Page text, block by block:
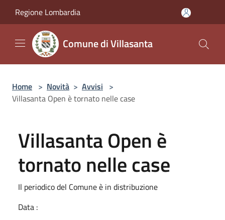
Regione Lombardia
Comune di Villasanta
Home > Novità > Avvisi >
Villasanta Open è tornato nelle case
Villasanta Open è
tornato nelle case
Il periodico del Comune è in distribuzione
Data :